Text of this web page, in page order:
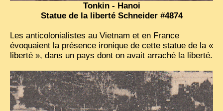
Tonkin - Hanoi
Statue de la liberté Schneider #4874
Les anticolonialistes au Vietnam et en France
évoquaient la présence ironique de cette statue de la «
liberté », dans un pays dont on avait arraché la liberté.